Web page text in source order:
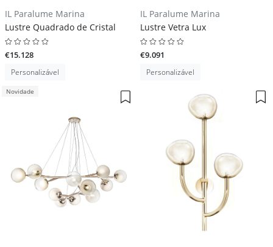
IL Paralume Marina
Lustre Quadrado de Cristal
€15.128
Personalizável
IL Paralume Marina
Lustre Vetra Lux
€9.091
Personalizável
Novidade